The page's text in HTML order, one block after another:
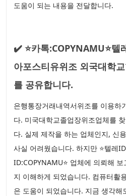
도움이 되는 내용을 전달합니다.
✔️ ⭐카톡:COPYNAMU⭐텔
아포스티유위조 외국대학
를 공유합니다.
은행통장거래내역서위조를 이용하
다. 미국대학교졸업장위조업체를
다. 실제 제작을 하는 업체인지, 신
사실 어려웠습니다. 하지만 ⭐텔레
ID:COPYNAMU⭐ 업체에 의뢰해
지 이해하게 되었습니다. 컴퓨터활
은 도움이 되었습니다. 지금 생각